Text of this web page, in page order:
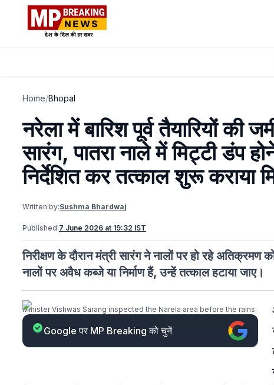
Home/Bhopal
नरेला में बारिश पूर्व तैयारियों की
सारंग, पातरा नाले में मिट्टी डंप
निर्देशित कर तत्काल शुरू कराया
Written by:Sushma Bhardwaj
Published:7 June 2026 at 19:32 IST
निरीक्षण के दौरान मंत्री सारंग ने नालों पर हो रहे अतिक्रमण
नालों पर अवैध कब्जे या निर्माण हैं, उन्हें तत्काल हटाया जाए।
Minister Vishwas Sarang inspected the Narela area before the rains.
Google पर MP Breaking को चुनें